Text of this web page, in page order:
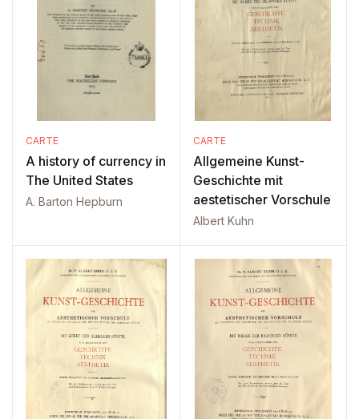
CARTE
A history of currency in
The United States
A. Barton Hepburn
CARTE
Allgemeine Kunst-
Geschichte mit
aestetischer Vorschule
Albert Kuhn